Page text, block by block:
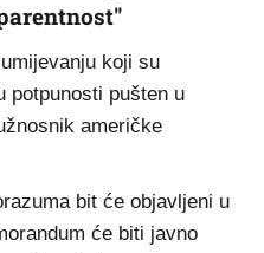
koji su
potpunosti pušten u
američke
bit će objavljeni u
će biti javno